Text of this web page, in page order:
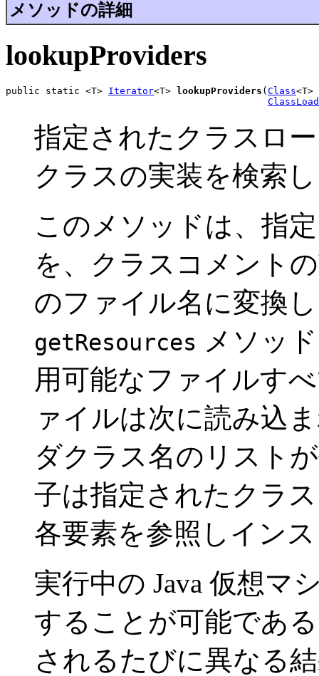
メソッドの詳細
lookupProviders
public static <T> Iterator<T> lookupProviders (Class
指定されたクラスロ
クラスの実装を検索
このメソッドは、指
を、クラスコメント
のファイル名に変換
getResources メソッ
用可能なファイルす
ァイルは次に読み込
ダクラス名のリスト
子は指定されたクラ
各要素を参照しイン
実行中の Java 仮想マ
することが可能であ
されるたびに異なる